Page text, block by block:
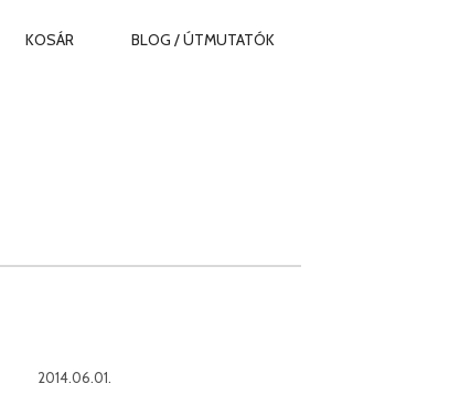
KOSÁR BLOG / ÚTMUTATÓK
2014.06.01.